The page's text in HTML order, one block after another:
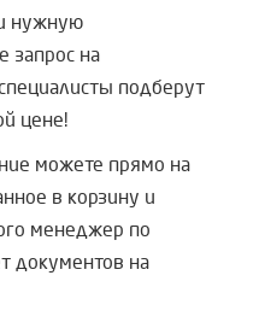
нужную
запрос на
подберут
цене!
можете прямо на
в корзину и
менеджер по
документов на